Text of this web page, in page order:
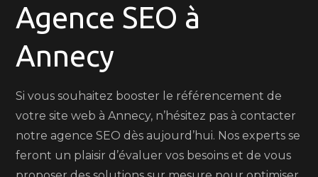
Agence SEO à
Annecy
Si vous souhaitez booster le référencement de
votre site web à Annecy, n’hésitez pas à contacter
notre agence SEO dès aujourd’hui. Nos experts se
feront un plaisir d’évaluer vos besoins et de vous